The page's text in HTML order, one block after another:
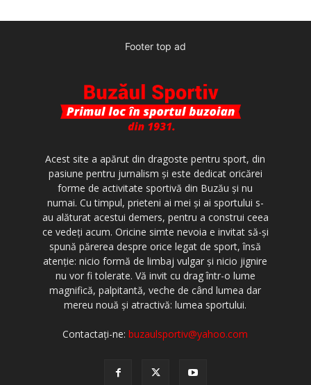
Footer top ad
Acest site a apărut din dragoste pentru sport, din
pasiune pentru jurnalism şi este dedicat oricărei
forme de activitate sportivă din Buzău şi nu
numai. Cu timpul, prieteni ai mei şi ai sportului s-
au alăturat acestui demers, pentru a construi ceea
ce vedeţi acum. Oricine simte nevoia e invitat să-şi
spună părerea despre orice legat de sport, însă
atenţie: nicio formă de limbaj vulgar şi nicio jignire
nu vor fi tolerate. Vă invit cu drag într-o lume
magnifică, palpitantă, veche de când lumea dar
mereu nouă şi atractivă: lumea sportului.
Contactați-ne:buzaulsportiv@yahoo.com